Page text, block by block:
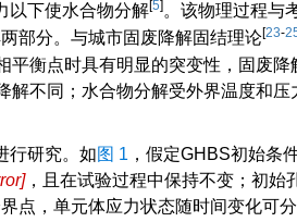
以下使水合物分解[5] 。该物理过程与
部分。与城市固废降解固结理论[23-
衡点时具有明显的突变性，固废降
不同；水合物分解受外界温度和压
行研究。如图 1 ，假定GHBS初始条
]，且在试验过程中保持不变；初始
点，单元体应力状态随时间变化可